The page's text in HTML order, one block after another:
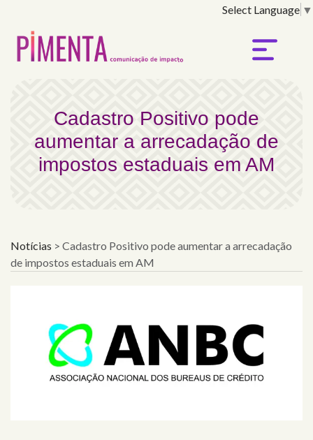
Select Language ▼
Cadastro Positivo pode
aumentar a arrecadação de
impostos estaduais em AM
Notícias > Cadastro Positivo pode aumentar a arrecadação
de impostos estaduais em AM